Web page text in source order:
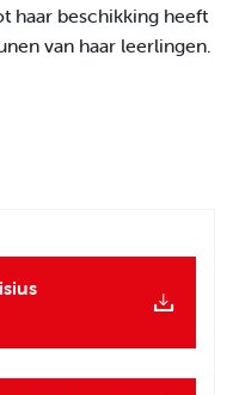
haar beschikking heeft
van haar leerlingen.